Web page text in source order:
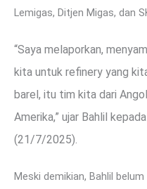
Lemigas, Ditjen Migas, dan
“Saya melaporkan,
kita untuk refinery yang
barel, itu tim kita dari
Amerika,” ujar Bahlil
(21/7/2025).
Meski demikian, Bahlil